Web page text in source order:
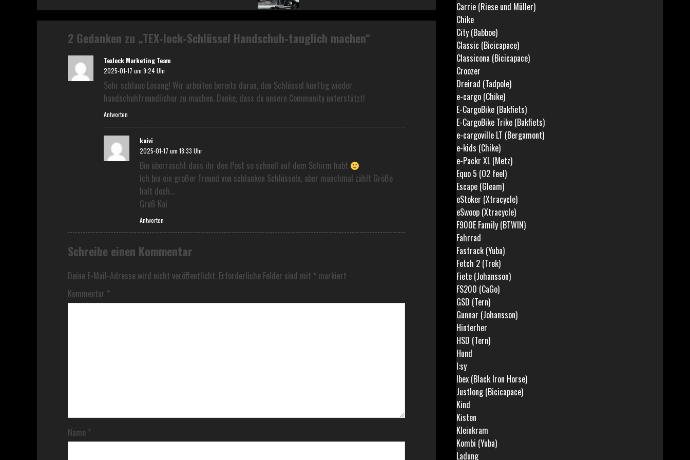
2 Gedanken zu „TEX-lock-Schlüssel Handschuh-tauglich machen“
Texlock Marketing Team
2025-01-17 um 9:24 Uhr
Sehr schlaue Lösung! Wir arbeiten bereits daran, den Schlüssel künftig wieder
handschuhfreundlicher zu machen. Danke, dass du unsere Community unterstützt!
Antworten
kaivi
2025-01-17 um 18:33 Uhr
Bin überrascht dass ihr den Post so schnell auf dem Schirm habt
Ich bin ein großer Freund von schlanken Schlüsseln, aber manchmal zählt Größe
halt doch…
Gruß Kai
Antworten
Schreibe einen Kommentar
Deine E-Mail-Adresse wird nicht veröffentlicht. Erforderliche Felder sind mit * markiert
Kommentar *
Name *
Carrie (Riese und Müller)
Chike
City (Babboe)
Classic (Bicicapace)
Classicona (Bicicapace)
Croozer
Dreirad (Tadpole)
e-cargo (Chike)
E-CargoBike (Bakfiets)
E-CargoBike Trike (Bakfiets)
e-cargoville LT (Bergamont)
e-kids (Chike)
e-Packr XL (Metz)
Equo 5 (O2 feel)
Escape (Gleam)
eStoker (Xtracycle)
eSwoop (Xtracycle)
F900E Family (BTWIN)
Fahrrad
Fastrack (Yuba)
Fetch 2 (Trek)
Fiete (Johansson)
FS200 (CaGo)
GSD (Tern)
Gunnar (Johansson)
Hinterher
HSD (Tern)
Hund
I:sy
Ibex (Black Iron Horse)
Justlong (Bicicapace)
Kind
Kisten
Kleinkram
Kombi (Yuba)
Ladung